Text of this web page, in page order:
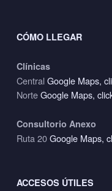
CÓMO LLEGAR
Clínicas
CentralGoogle Maps,
NorteGoogle Maps,
Consultorio Anexo
Ruta 20Google Maps,
ACCESOS ÚTILES